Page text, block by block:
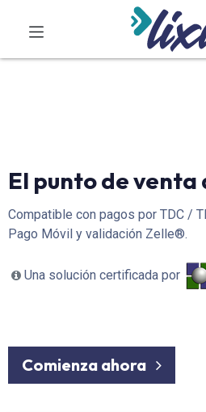
El punto de venta
Compatible con pagos por TDC /
Pago Móvil y validación Zelle®.
Una solución certificada por
Comienza ahora